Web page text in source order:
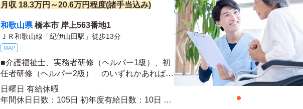
月収 18.3万円～20.6万円程度(諸手当込み)
和歌山県 橋本市 岸上563番地1
ＪＲ和歌山線「紀伊山田駅」徒歩13分
MAP
■介護福祉士、実務者研修（ヘルパー1級）、初
任者研修（ヘルパー2級） のいずれかあれば尚
可
日曜日 有給休暇
年間休日日数：105日 初年度有給日数：10日 最